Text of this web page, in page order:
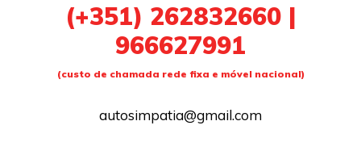
(+351) 262832660 |
966627991
(custo de chamada rede fixa e móvel nacional)
autosimpatia@gmail.com